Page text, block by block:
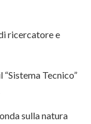
ricercatore e
“Sistema Tecnico”
sulla natura